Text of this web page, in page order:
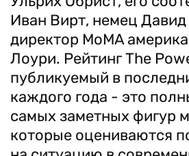
Иван Вирт, немец
директор MoMA
Лоури. Рейтинг The
публикуемый в
каждого года - это
самых заметных фигур
которые оцениваются